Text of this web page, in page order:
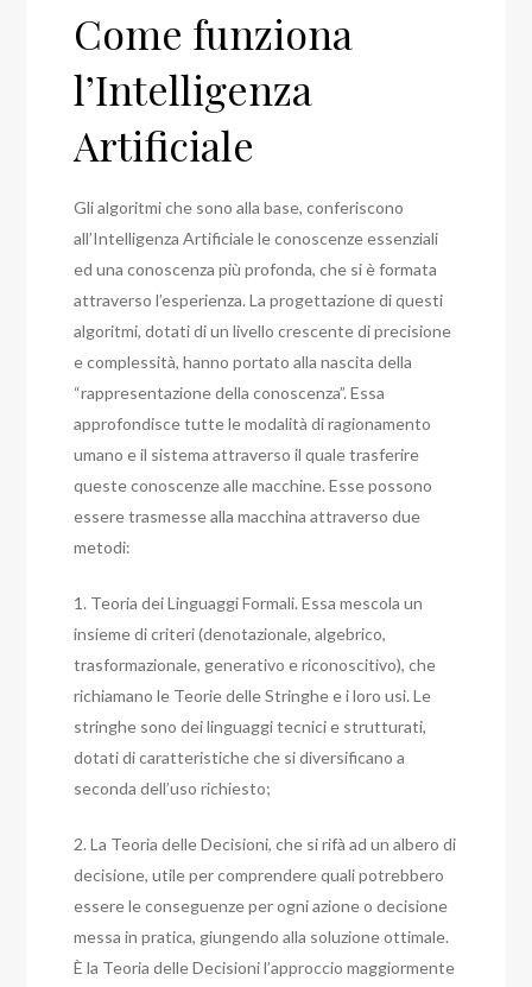
Come funziona
l’Intelligenza
Artificiale
Gli algoritmi che sono alla base, conferiscono
all’Intelligenza Artificiale le conoscenze essenziali
ed una conoscenza più profonda, che si è formata
attraverso l’esperienza. La progettazione di questi
algoritmi, dotati di un livello crescente di precisione
e complessità, hanno portato alla nascita della
“rappresentazione della conoscenza”. Essa
approfondisce tutte le modalità di ragionamento
umano e il sistema attraverso il quale trasferire
queste conoscenze alle macchine. Esse possono
essere trasmesse alla macchina attraverso due
metodi:
1. Teoria dei Linguaggi Formali. Essa mescola un
insieme di criteri (denotazionale, algebrico,
trasformazionale, generativo e riconoscitivo), che
richiamano le Teorie delle Stringhe e i loro usi. Le
stringhe sono dei linguaggi tecnici e strutturati,
dotati di caratteristiche che si diversificano a
seconda dell’uso richiesto;
2. La Teoria delle Decisioni, che si rifà ad un albero di
decisione, utile per comprendere quali potrebbero
essere le conseguenze per ogni azione o decisione
messa in pratica, giungendo alla soluzione ottimale.
È la Teoria delle Decisioni l’approccio maggiormente